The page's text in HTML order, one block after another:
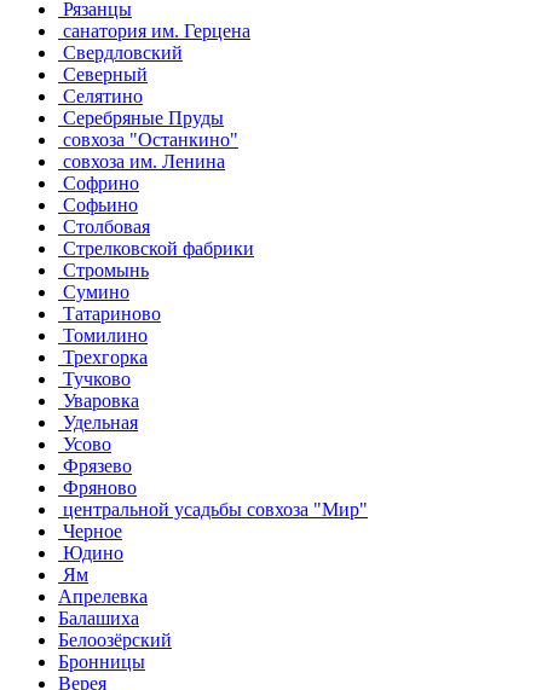
Рязанцы
санатория им. Герцена
Свердловский
Северный
Селятино
Серебряные Пруды
совхоза "Останкино"
совхоза им. Ленина
Софрино
Софьино
Столбовая
Стрелковской фабрики
Стромынь
Сумино
Татариново
Томилино
Трехгорка
Тучково
Уваровка
Удельная
Усово
Фрязево
Фряново
центральной усадьбы совхоза "Мир"
Черное
Юдино
Ям
Апрелевка
Балашиха
Белоозёрский
Бронницы
Верея